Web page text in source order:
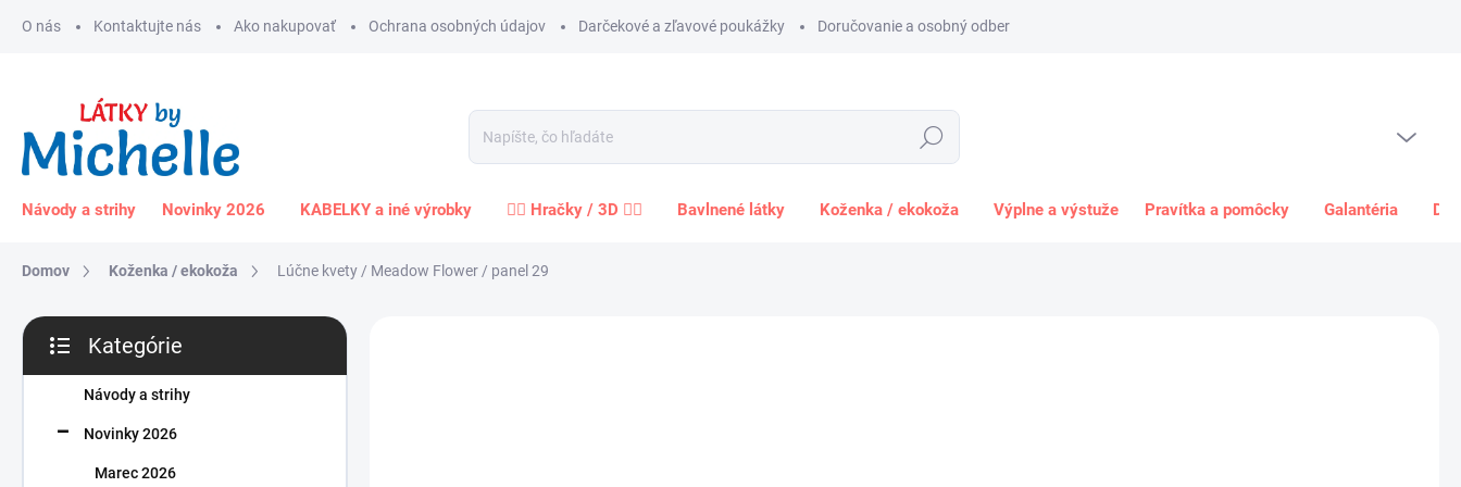
O nás Kontaktujte nás Ako nakupovať Ochrana osobných údajov Darčekové a zľavové poukážky Doručovanie a osobný odber
Hľadať
Návody a strihy Novinky 2026 KABELKY a iné výrobky 🧍‍♀️ Hračky / 3D 🧍‍♂️ Bavlnené látky Koženka / ekokoža Výplne a výstuže Pravítka a pomôcky Galantéria
Domov Koženka / ekokoža Lúčne kvety / Meadow Flower / panel 29
B
č
kategórie
Kategórie
Návody a strihy
Novinky 2026
Marec 2026